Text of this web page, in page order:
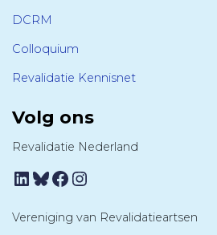
DCRM
Colloquium
Revalidatie Kennisnet
Volg ons
Revalidatie Nederland
LinkedIn
Bluesky
Facebook
Instagram
Vereniging van Revalidatieartsen